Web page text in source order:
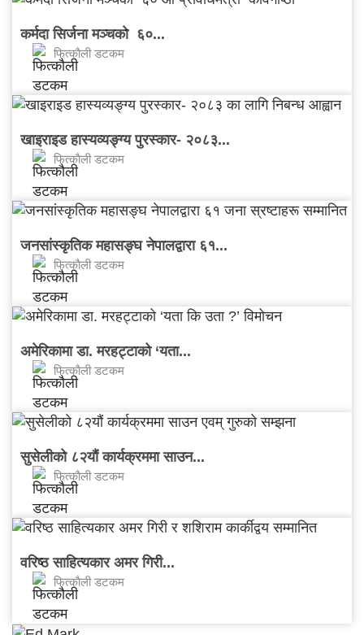
कर्मदा सिर्जना मञ्चकाे ६०...
फित्काैली डटकम
खाइराइड हास्यव्यङ्ग्य पुरस्कार- २०८३...
फित्काैली डटकम
जनसांस्कृतिक महासङ्घ नेपालद्वारा ६१...
फित्काैली डटकम
अमेरिकामा डा. मरहट्टाको ‘यता...
फित्काैली डटकम
सुसेलीको ८२यौं कार्यक्रममा साउन...
फित्काैली डटकम
वरिष्ठ साहित्यकार अमर गिरी...
फित्काैली डटकम